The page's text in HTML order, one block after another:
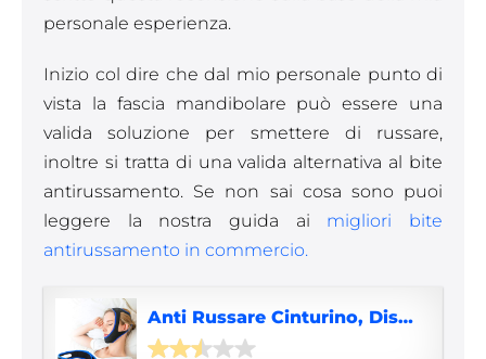
personale esperienza.
Inizio col dire che dal mio personale punto di
vista la fascia mandibolare può essere una
valida soluzione per smettere di russare,
inoltre si tratta di una valida alternativa al bite
antirussamento. Se non sai cosa sono puoi
leggere la nostra guida ai migliori bite
antirussamento in commercio.
Anti Russare Cinturino, Dispositivi Anti Russare, Chin Strap, Anti Russare Soluzione, Cinturino per il Mento Anti Russamento, Anti-Russamento Cinghia Riduzione...